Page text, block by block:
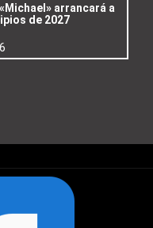
arrancará a
de 2027